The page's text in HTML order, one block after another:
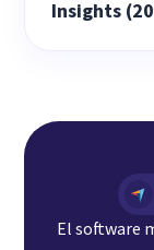
Insights
El software